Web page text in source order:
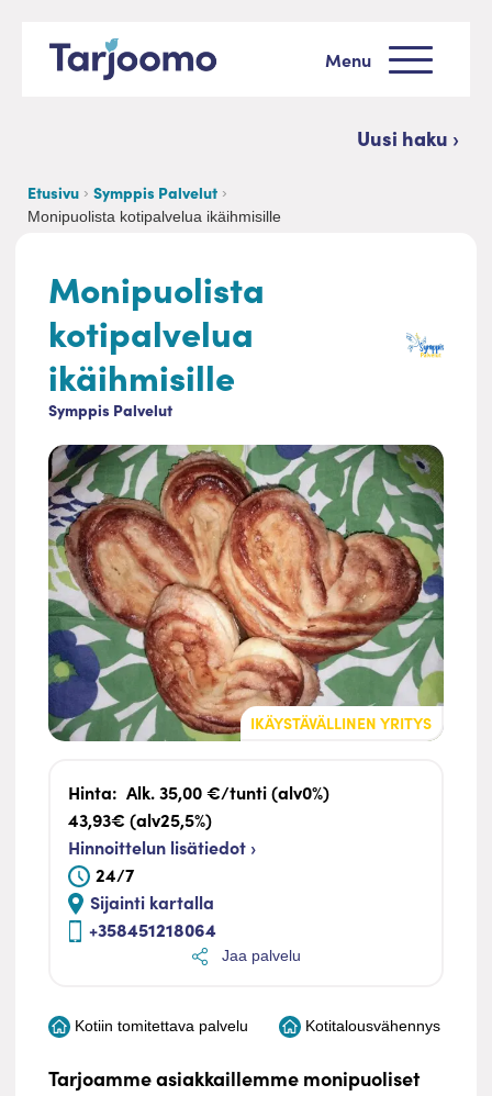
Siirry sisältöön
Menu
Uusi haku ›
Etusivu Symppis Palvelut
Monipuolista kotipalvelua ikäihmisille
Monipuolista
kotipalvelua
ikäihmisille
Symppis Palvelut
IKÄYSTÄVÄLLINEN YRITYS
Hinta: Alk. 35,00 €/tunti (alv0%)
43,93€ (alv25,5%)
Hinnoittelun lisätiedot ›
24/7
Sijainti kartalla
+358451218064
Jaa palvelu
Kotiin tomitettava palvelu Kotitalousvähennys
Tarjoamme asiakkaillemme monipuoliset